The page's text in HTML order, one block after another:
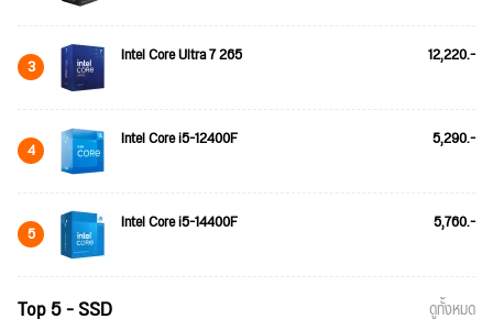
3 Intel Core Ultra 7 265 12,220.-
4 Intel Core i5-12400F 5,290.-
5 Intel Core i5-14400F 5,760.-
Top 5 - SSD ดูทั้งหมด